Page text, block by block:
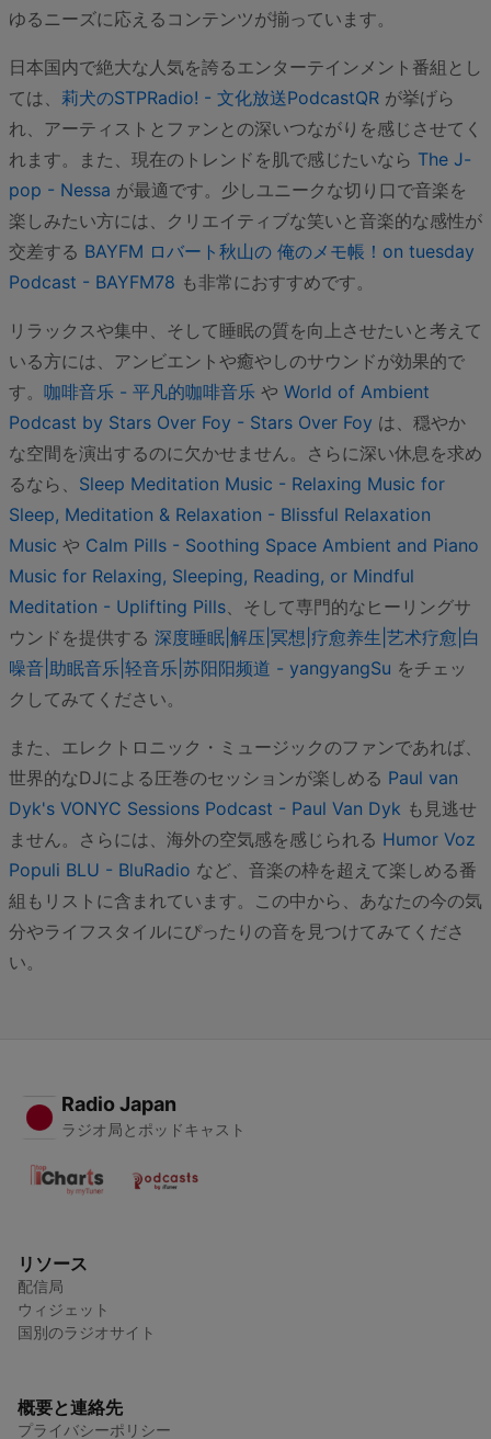
ゆるニーズに応えるコンテンツが揃っています。
日本国内で絶大な人気を誇るエンターテインメント番組とし
ては、 莉犬のSTPRadio! - 文化放送PodcastQR が挙げら
れ、アーティストとファンとの深いつながりを感じさせてく
れます。また、現在のトレンドを肌で感じたいなら The J-
pop - Nessa が最適です。少しユニークな切り口で音楽を
楽しみたい方には、クリエイティブな笑いと音楽的な感性が
交差する BAYFM ロバート秋山の 俺のメモ帳！on tuesday
Podcast - BAYFM78 も非常におすすめです。
リラックスや集中、そして睡眠の質を向上させたいと考えて
いる方には、アンビエントや癒やしのサウンドが効果的で
す。 咖啡音乐 - 平凡的咖啡音乐 や World of Ambient
Podcast by Stars Over Foy - Stars Over Foy は、穏やか
な空間を演出するのに欠かせません。さらに深い休息を求め
るなら、 Sleep Meditation Music - Relaxing Music for
Sleep, Meditation & Relaxation - Blissful Relaxation
Music や Calm Pills - Soothing Space Ambient and Piano
Music for Relaxing, Sleeping, Reading, or Mindful
Meditation - Uplifting Pills 、そして専門的なヒーリングサ
ウンドを提供する 深度睡眠|解压|冥想|疗愈养生|艺术疗愈|白
噪音|助眠音乐|轻音乐|苏阳阳频道 - yangyangSu をチェッ
クしてみてください。
また、エレクトロニック・ミュージックのファンであれば、
世界的なDJによる圧巻のセッションが楽しめる Paul van
Dyk's VONYC Sessions Podcast - Paul Van Dyk も見逃せ
ません。さらには、海外の空気感を感じられる Humor Voz
Populi BLU - BluRadio など、音楽の枠を超えて楽しめる番
組もリストに含まれています。この中から、あなたの今の気
分やライフスタイルにぴったりの音を見つけてみてくださ
い。
Radio Japan
ラジオ局とポッドキャスト
リソース
配信局
ウィジェット
国別のラジオサイト
概要と連絡先
プライバシーポリシー